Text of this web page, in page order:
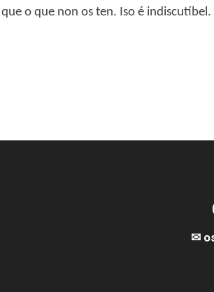
o que non os ten. Iso é indiscutíbel.
✉